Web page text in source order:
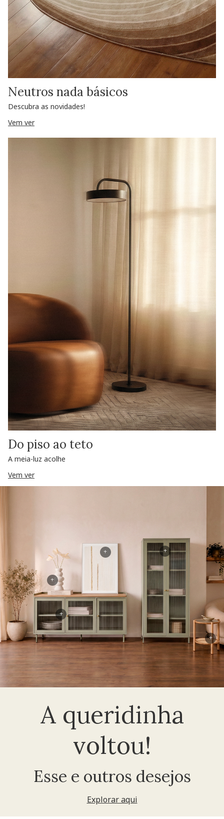
Neutros nada básicos
Descubra as novidades!
Vem ver
Do piso ao teto
A meia-luz acolhe
Vem ver
A queridinha
voltou!
Esse e outros desejos
Explorar aqui
+
+
+
+
+